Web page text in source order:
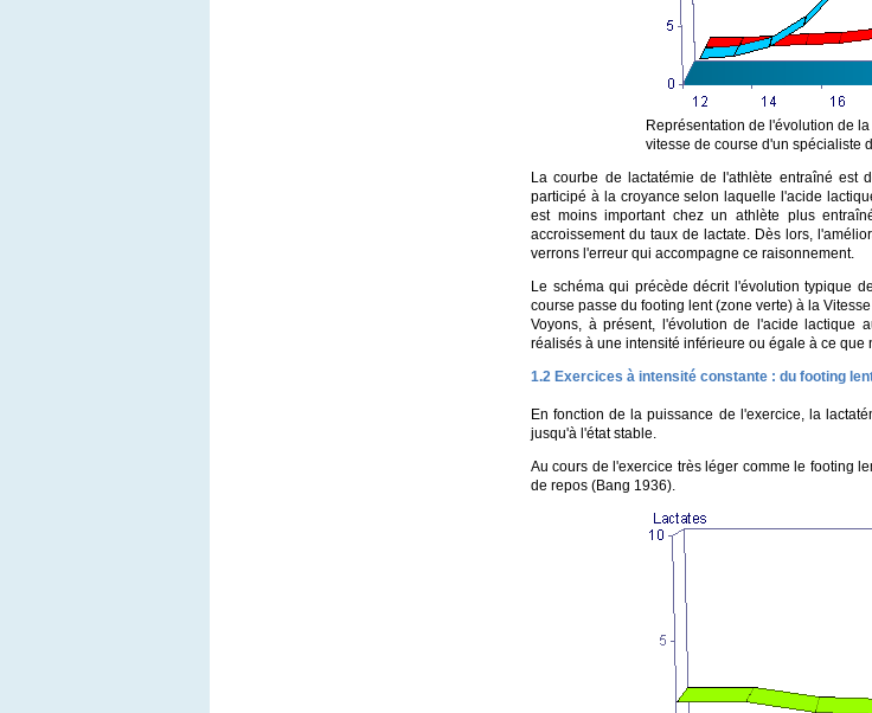
Représentation de l'évolution de
vitesse de course d'un spécialiste
La courbe de lactatémie de l'athlète entraîné est
participé à la croyance selon laquelle l'acide
est moins important chez un athlète plus
accroissement du taux de lactate. Dès lors,
verrons l'erreur qui accompagne ce raisonnement.
Le schéma qui précède décrit l'évolution typique
course passe du footing lent (zone verte) à la
Voyons, à présent, l'évolution de l'acide lactique
réalisés à une intensité inférieure ou égale à ce
1.2 Exercices à intensité constante : du footing
En fonction de la puissance de l'exercice, la
jusqu'à l'état stable.
Au cours de l'exercice très léger comme le footing
de repos (Bang 1936).